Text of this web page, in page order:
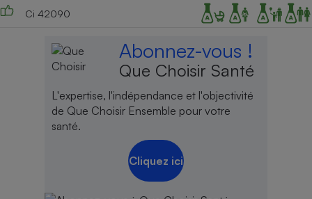
Ci 42090
Abonnez-vous !
Que Choisir Santé
L'expertise, l'indépendance et l'objectivité
de Que Choisir Ensemble pour votre
santé.
Cliquez ici